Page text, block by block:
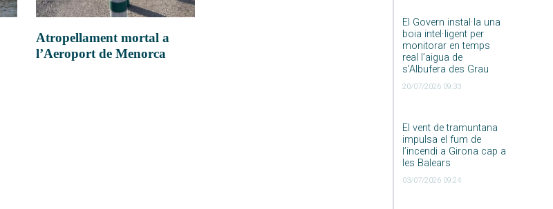
El Govern instal·la una
boia intel·ligent per
monitorar en temps
real l’aigua de
s’Albufera des Grau
20/07/2026 09:33
El vent de tramuntana
impulsa el fum de
l’incendi a Girona cap a
les Balears
03/07/2026 09:24
Atropellament mortal a
l’Aeroport de Menorca